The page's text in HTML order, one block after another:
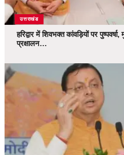
उत्तराखंड
हरिद्वार में शिवभक्त कांवड़ियों पर
प्रक्षालन…